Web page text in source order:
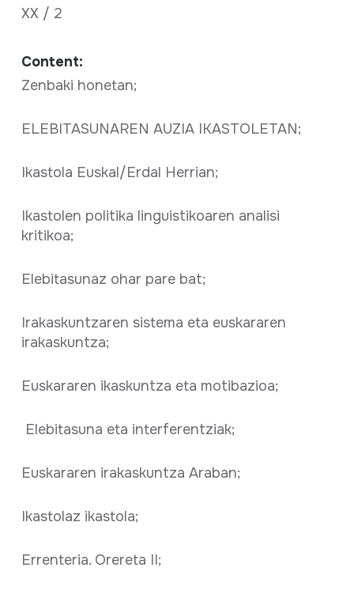
XX / 2
Content:
Zenbaki honetan;
ELEBITASUNAREN AUZIA IKASTOLETAN;
Ikastola Euskal/Erdal Herrian;
Ikastolen politika linguistikoaren analisi
kritikoa;
Elebitasunaz ohar pare bat;
Irakaskuntzaren sistema eta euskararen
irakaskuntza;
Euskararen ikaskuntza eta motibazioa;
Elebitasuna eta interferentziak;
Euskararen irakaskuntza Araban;
Ikastolaz ikastola;
Errenteria. Orereta II;